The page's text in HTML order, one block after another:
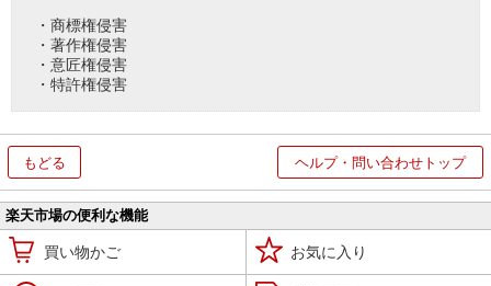
・商標権侵害
・著作権侵害
・意匠権侵害
・特許権侵害
もどる ヘルプ・問い合わせトップ
楽天市場の便利な機能
買い物かご お気に入り